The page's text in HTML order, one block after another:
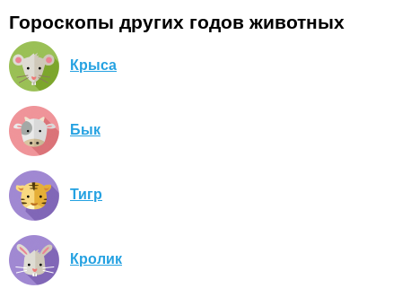
Гороскопы других годов животных
Крыса
Бык
Тигр
Кролик